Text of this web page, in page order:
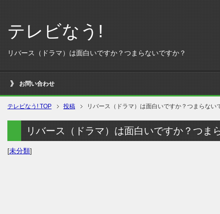
テレビなう!
リバース（ドラマ）は面白いですか？つまらないですか？
お問い合わせ
テレビなう! TOP 投稿 リバース（ドラマ）は面白いですか？つまらない
リバース（ドラマ）は面白いですか？つま
[未分類]